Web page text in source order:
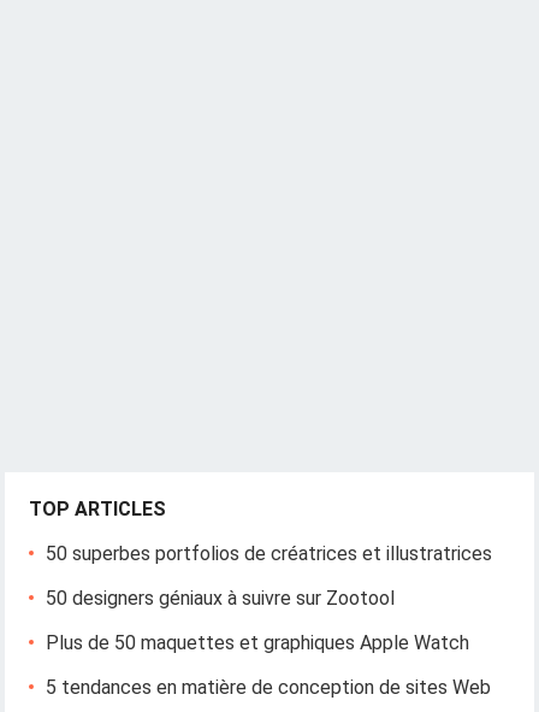
TOP ARTICLES
50 superbes portfolios de créatrices et illustratrices
50 designers géniaux à suivre sur Zootool
Plus de 50 maquettes et graphiques Apple Watch
5 tendances en matière de conception de sites Web